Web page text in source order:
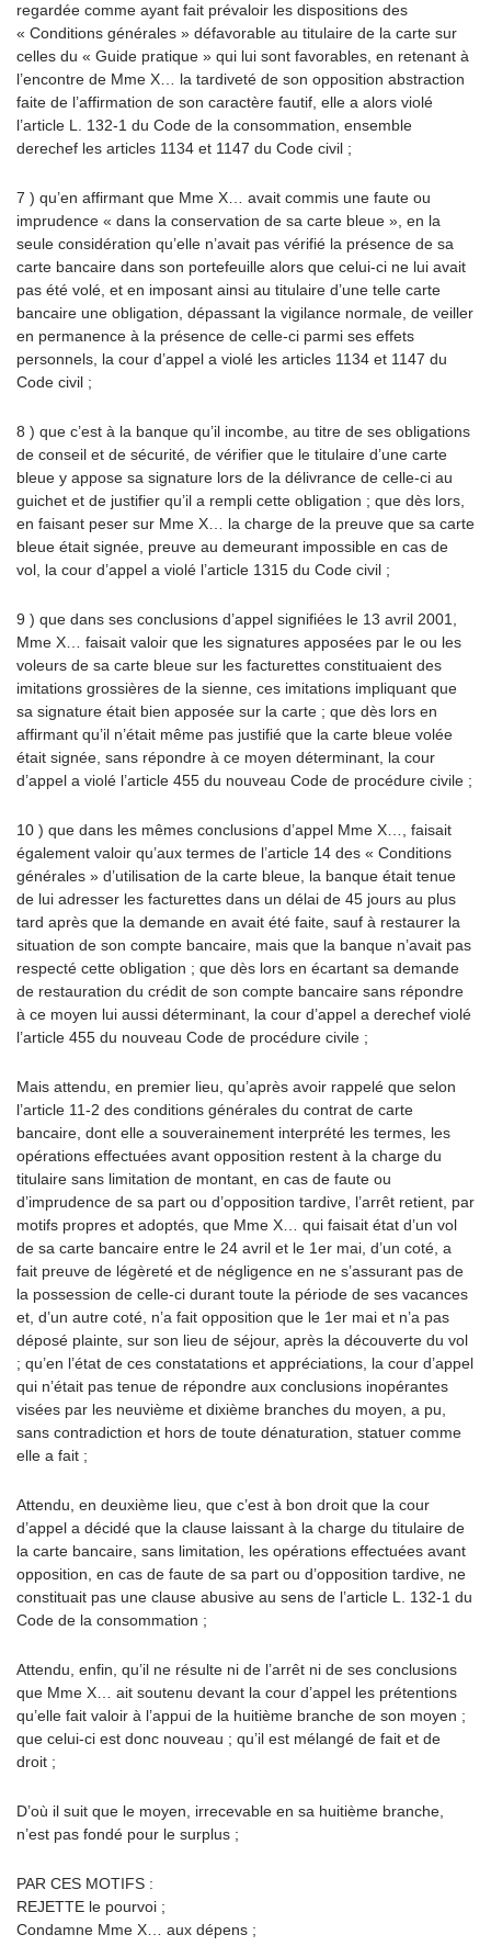
regardée comme ayant fait prévaloir les dispositions des
« Conditions générales » défavorable au titulaire de la carte sur
celles du « Guide pratique » qui lui sont favorables, en retenant à
l’encontre de Mme X… la tardiveté de son opposition abstraction
faite de l’affirmation de son caractère fautif, elle a alors violé
l’article L. 132-1 du Code de la consommation, ensemble
derechef les articles 1134 et 1147 du Code civil ;
7 ) qu’en affirmant que Mme X… avait commis une faute ou
imprudence « dans la conservation de sa carte bleue », en la
seule considération qu’elle n’avait pas vérifié la présence de sa
carte bancaire dans son portefeuille alors que celui-ci ne lui avait
pas été volé, et en imposant ainsi au titulaire d’une telle carte
bancaire une obligation, dépassant la vigilance normale, de veiller
en permanence à la présence de celle-ci parmi ses effets
personnels, la cour d’appel a violé les articles 1134 et 1147 du
Code civil ;
8 ) que c’est à la banque qu’il incombe, au titre de ses obligations
de conseil et de sécurité, de vérifier que le titulaire d’une carte
bleue y appose sa signature lors de la délivrance de celle-ci au
guichet et de justifier qu’il a rempli cette obligation ; que dès lors,
en faisant peser sur Mme X… la charge de la preuve que sa carte
bleue était signée, preuve au demeurant impossible en cas de
vol, la cour d’appel a violé l’article 1315 du Code civil ;
9 ) que dans ses conclusions d’appel signifiées le 13 avril 2001,
Mme X… faisait valoir que les signatures apposées par le ou les
voleurs de sa carte bleue sur les facturettes constituaient des
imitations grossières de la sienne, ces imitations impliquant que
sa signature était bien apposée sur la carte ; que dès lors en
affirmant qu’il n’était même pas justifié que la carte bleue volée
était signée, sans répondre à ce moyen déterminant, la cour
d’appel a violé l’article 455 du nouveau Code de procédure civile ;
10 ) que dans les mêmes conclusions d’appel Mme X…, faisait
également valoir qu’aux termes de l’article 14 des « Conditions
générales » d’utilisation de la carte bleue, la banque était tenue
de lui adresser les facturettes dans un délai de 45 jours au plus
tard après que la demande en avait été faite, sauf à restaurer la
situation de son compte bancaire, mais que la banque n’avait pas
respecté cette obligation ; que dès lors en écartant sa demande
de restauration du crédit de son compte bancaire sans répondre
à ce moyen lui aussi déterminant, la cour d’appel a derechef violé
l’article 455 du nouveau Code de procédure civile ;
Mais attendu, en premier lieu, qu’après avoir rappelé que selon
l’article 11-2 des conditions générales du contrat de carte
bancaire, dont elle a souverainement interprété les termes, les
opérations effectuées avant opposition restent à la charge du
titulaire sans limitation de montant, en cas de faute ou
d’imprudence de sa part ou d’opposition tardive, l’arrêt retient, par
motifs propres et adoptés, que Mme X… qui faisait état d’un vol
de sa carte bancaire entre le 24 avril et le 1er mai, d’un coté, a
fait preuve de légèreté et de négligence en ne s’assurant pas de
la possession de celle-ci durant toute la période de ses vacances
et, d’un autre coté, n’a fait opposition que le 1er mai et n’a pas
déposé plainte, sur son lieu de séjour, après la découverte du vol
; qu’en l’état de ces constatations et appréciations, la cour d’appel
qui n’était pas tenue de répondre aux conclusions inopérantes
visées par les neuvième et dixième branches du moyen, a pu,
sans contradiction et hors de toute dénaturation, statuer comme
elle a fait ;
Attendu, en deuxième lieu, que c’est à bon droit que la cour
d’appel a décidé que la clause laissant à la charge du titulaire de
la carte bancaire, sans limitation, les opérations effectuées avant
opposition, en cas de faute de sa part ou d’opposition tardive, ne
constituait pas une clause abusive au sens de l’article L. 132-1 du
Code de la consommation ;
Attendu, enfin, qu’il ne résulte ni de l’arrêt ni de ses conclusions
que Mme X… ait soutenu devant la cour d’appel les prétentions
qu’elle fait valoir à l’appui de la huitième branche de son moyen ;
que celui-ci est donc nouveau ; qu’il est mélangé de fait et de
droit ;
D’où il suit que le moyen, irrecevable en sa huitième branche,
n’est pas fondé pour le surplus ;
PAR CES MOTIFS :
REJETTE le pourvoi ;
Condamne Mme X… aux dépens ;